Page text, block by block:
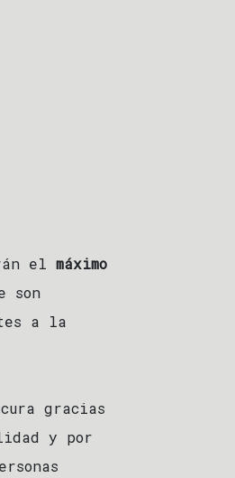
el máximo
son
a la
gracias
y por